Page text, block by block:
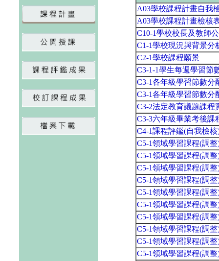
A03學校課程計畫自我
A03學校課程計畫檢核
C10-1學校校長及教師
C1-1學校現況與背景分
C2-1學校課程願景
C3-1-1學生每週學習節
C3-1各年級學習節數分
C3-1各年級學習節數分
C3-2法定教育議題課程
C3-3六年級畢業考後課
C4-1課程評鑑(自我檢
C5-1領域學習課程(調
C5-1領域學習課程(調
C5-1領域學習課程(調
C5-1領域學習課程(調
C5-1領域學習課程(調
C5-1領域學習課程(調
C5-1領域學習課程(調
C5-1領域學習課程(調
C5-1領域學習課程(調
C5-1領域學習課程(調